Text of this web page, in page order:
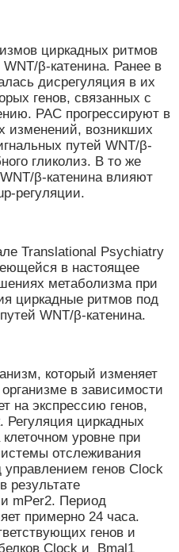
циркадных ритмов
β-катенина. Ранее в
дисрегуляция в их
генов, связанных с
РАС прогрессируют в
изменений, возникших
путей WNT/β-
гликолиз. В то же
β-катенина влияют
регуляции.
Translational Psychiatry
в настоящее
метаболизма при
циркадные ритмов под
WNT/β-катенина.
который изменяет
в зависимости
на экспрессию генов,
Регуляция циркадных
уровне при
отслеживания
генов Clock
результате
и mPer2. Период
примерно 24 часа.
генов и
Clock и Bmal1